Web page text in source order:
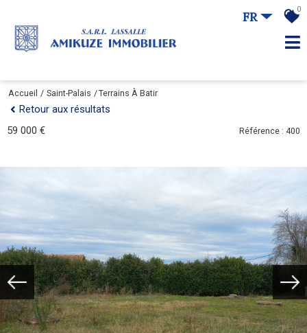
FR 0
Accueil Saint-Palais Terrains À Batir
Retour aux résultats
59 000 €
Référence : 400